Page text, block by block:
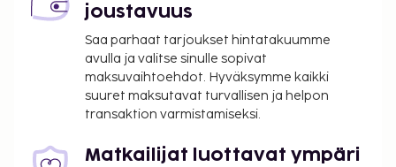
joustavuus
Saa parhaat tarjoukset hintatakuumme
avulla ja valitse sinulle sopivat
maksuvaihtoehdot. Hyväksymme kaikki
suuret maksutavat turvallisen ja helpon
transaktion varmistamiseksi.
Matkailijat luottavat ympäri